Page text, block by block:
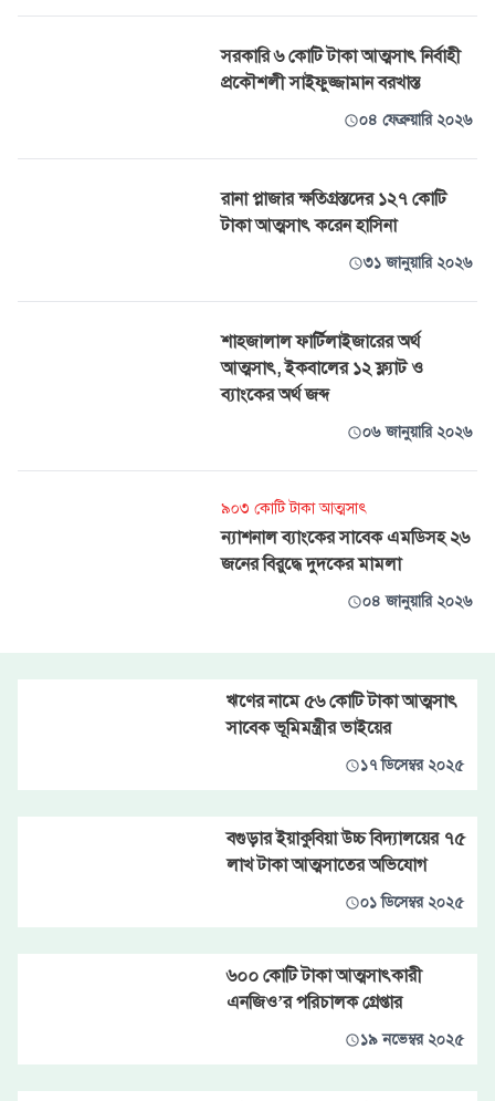
সরকারি ৬ কোটি টাকা আত্মসাৎ নির্বাহী
প্রকৌশলী সাইফুজ্জামান বরখাস্ত
০৪ ফেব্রুয়ারি ২০২৬
রানা প্লাজার ক্ষতিগ্রস্তদের ১২৭ কোটি
টাকা আত্মসাৎ করেন হাসিনা
৩১ জানুয়ারি ২০২৬
শাহজালাল ফার্টিলাইজারের অর্থ
আত্মসাৎ, ইকবালের ১২ ফ্ল্যাট ও
ব্যাংকের অর্থ জব্দ
০৬ জানুয়ারি ২০২৬
৯০৩ কোটি টাকা আত্মসাৎ
ন্যাশনাল ব্যাংকের সাবেক এমডিসহ ২৬
জনের বিরুদ্ধে দুদকের মামলা
০৪ জানুয়ারি ২০২৬
ঋণের নামে ৫৬ কোটি টাকা আত্মসাৎ
সাবেক ভূমিমন্ত্রীর ভাইয়ের
১৭ ডিসেম্বর ২০২৫
বগুড়ার ইয়াকুবিয়া উচ্চ বিদ্যালয়ের ৭৫
লাখ টাকা আত্মসাতের অভিযোগ
০১ ডিসেম্বর ২০২৫
৬০০ কোটি টাকা আত্মসাৎকারী
এনজিও’র পরিচালক গ্রেপ্তার
১৯ নভেম্বর ২০২৫